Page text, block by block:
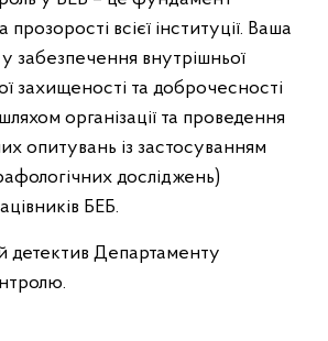
всієї інституції. Ваша
у забезпечення внутрішньої
захищеності та доброчесності
організації та проведення
опитувань із застосуванням
досліджень)
БЕБ.
детектив Департаменту